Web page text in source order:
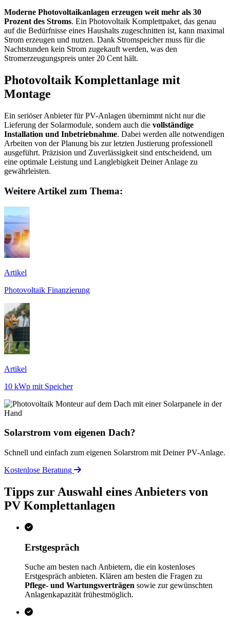
Moderne Photovoltaikanlagen erzeugen weit mehr als 30
Prozent des Stroms. Ein Photovoltaik Komplettpaket, das genau
auf die Bedürfnisse eines Haushalts zugeschnitten ist, kann maximal
Strom erzeugen und nutzen. Dank Stromspeicher muss für die
Nachtstunden kein Strom zugekauft werden, was den
Stromerzeugungspreis unter 20 Cent hält.
Photovoltaik Komplettanlage mit
Montage
Ein seriöser Anbieter für PV-Anlagen übernimmt nicht nur die
Lieferung der Solarmodule, sondern auch die vollständige
Installation und Inbetriebnahme. Dabei werden alle notwendigen
Arbeiten von der Planung bis zur letzten Justierung professionell
ausgeführt. Präzision und Zuverlässigkeit sind entscheidend, um
eine optimale Leistung und Langlebigkeit Deiner Anlage zu
gewährleisten.
Weitere Artikel zum Thema:
Artikel
Photovoltaik Finanzierung
Artikel
10 kWp mit Speicher
Solarstrom vom eigenen Dach?
Schnell und einfach zum eigenen Solarstrom mit Deiner PV-Anlage.
Kostenlose Beratung
Tipps zur Auswahl eines Anbieters von
PV Komplettanlagen
Erstgespräch
Suche am besten nach Anbietern, die ein kostenloses
Erstgespräch anbieten. Klären am besten die Fragen zu
Pflege- und Wartungsverträgen sowie zur gewünschten
Anlagenkapazität frühestmöglich.